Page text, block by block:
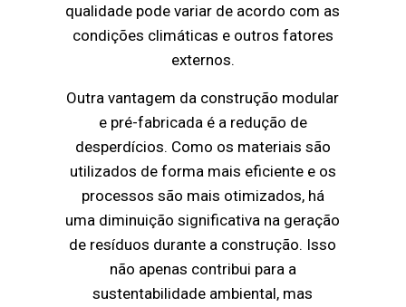
qualidade pode variar de acordo com as
condições climáticas e outros fatores
externos.
Outra vantagem da construção modular
e pré-fabricada é a redução de
desperdícios. Como os materiais são
utilizados de forma mais eficiente e os
processos são mais otimizados, há
uma diminuição significativa na geração
de resíduos durante a construção. Isso
não apenas contribui para a
sustentabilidade ambiental, mas